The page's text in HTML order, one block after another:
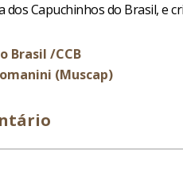
dos Capuchinhos do Brasil, e
Brasil /CCB
(Muscap)